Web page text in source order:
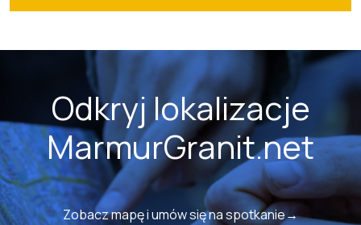
Odkryj lokalizacje
MarmurGranit.net
Zobacz mapę i umów się na spotkanie→